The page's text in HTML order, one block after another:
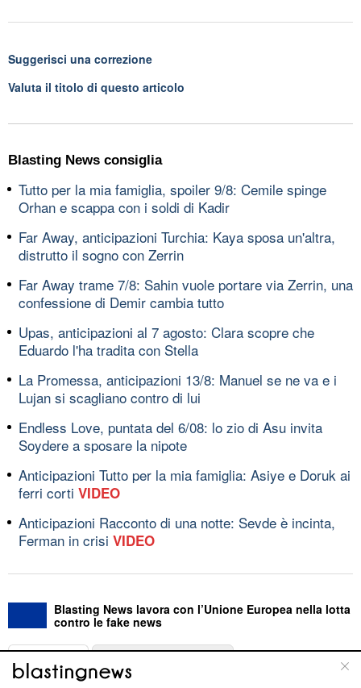
Suggerisci una correzione
Valuta il titolo di questo articolo
Blasting News consiglia
Tutto per la mia famiglia, spoiler 9/8: Cemile spinge
Orhan e scappa con i soldi di Kadir
Far Away, anticipazioni Turchia: Kaya sposa un'altra,
distrutto il sogno con Zerrin
Far Away trame 7/8: Sahin vuole portare via Zerrin, una
confessione di Demir cambia tutto
Upas, anticipazioni al 7 agosto: Clara scopre che
Eduardo l'ha tradita con Stella
La Promessa, anticipazioni 13/8: Manuel se ne va e i
Lujan si scagliano contro di lui
Endless Love, puntata del 6/08: lo zio di Asu invita
Soydere a sposare la nipote
Anticipazioni Tutto per la mia famiglia: Asiye e Doruk ai
ferri corti VIDEO
Anticipazioni Racconto di una notte: Sevde è incinta,
Ferman in crisi VIDEO
Blasting News lavora con l’Unione Europea nella lotta
contro le fake news
ABOUT